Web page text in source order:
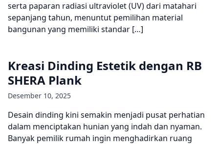
serta paparan radiasi ultraviolet (UV) dari matahari
sepanjang tahun, menuntut pemilihan material
bangunan yang memiliki standar […]
Kreasi Dinding Estetik dengan RB
SHERA Plank
Desember 10, 2025
Desain dinding kini semakin menjadi pusat perhatian
dalam menciptakan hunian yang indah dan nyaman.
Banyak pemilik rumah ingin menghadirkan ruang